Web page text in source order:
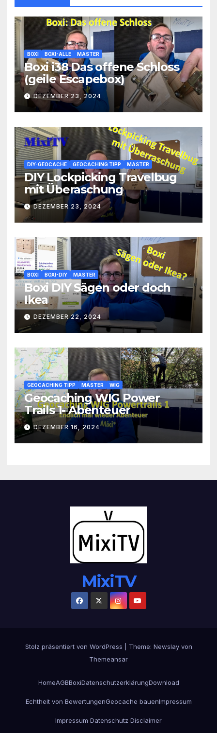
BOXI BOXI-ALLE MASTER
Boxi i38 Das offene Schloss
(geile Escapebox)
DEZEMBER 23, 2024
DIY-GEOCACHE GEOCACHING TIPP MASTER
DIY Lockpicking Travelbug
mit Überaschung
DEZEMBER 23, 2024
BOXI BOXI-DIY MASTER
Boxi DIY Sägen oder doch
Ikea
DEZEMBER 22, 2024
GEOCACHING TIPP MASTER WIG
Geocaching WIG Power
Trails 1- Abenteuer
DEZEMBER 16, 2024
MixiTV
Stolz präsentiert von WordPress Theme: Newslayvon
Themeansar
HomeAGBBoxiDatenschutzerklärungDownload
Echtheit von BewertungenGeocache bauenImpressum
Impressum Datenschutz Disclaimer